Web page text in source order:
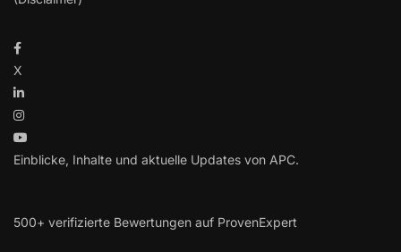
X
Einblicke, Inhalte und aktuelle Updates von APC.
500+ verifizierte Bewertungen auf ProvenExpert